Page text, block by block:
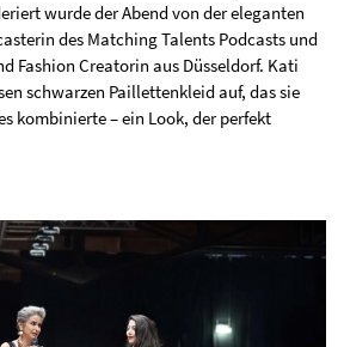
wurde der Abend von der eleganten
des Matching Talents Podcasts und
Fashion Creatorin aus Düsseldorf. Kati
schwarzen Paillettenkleid auf, das sie
kombinierte – ein Look, der perfekt